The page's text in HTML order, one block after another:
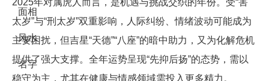
面相
风水
名字
2025年对属虎人而言，是机遇与挑战交织的年份。受“害
太岁”与“刑太岁”双重影响，人际纠纷、情绪波动可能成为
主要困扰，但吉星“天德”“八座”的暗中助力，又为化解危机
提供了强大支撑。全年运势呈现“先抑后扬”的态势，需以
稳守为主，尤其在健康与情感领域需投入更多精力。